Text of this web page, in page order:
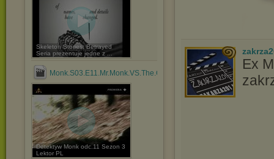
Skeleton Stories: Betrayed
Seria prezentuje jedne z ...
Monk.S03.E11.Mr.Monk.VS.The.Cobra.Lektor.PL.avi
Detektyw Monk odc.11 Sezon 3
Lektor PL
Ex